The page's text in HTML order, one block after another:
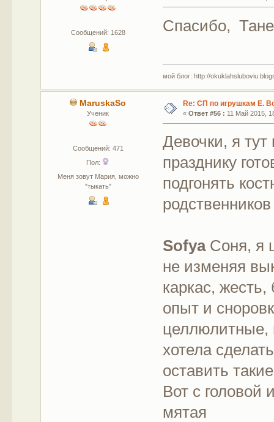
Сообщений: 1628 Спасибо,
мой блог: http://
MaruskaSo
Ученик
Сообщений: 471
Пол:
Меня зовут Мария, можно
"тыкать"
Re: СП по игрушкам Е.
« Ответ #56 : 11 Май 2015,
Девочки, я
празднику
подгонять
SofyaСоня, я
не изменяя
каркас,
опыт и
целлюлитные,
хотела
оставить
Вот с
мятая